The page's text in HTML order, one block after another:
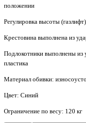
положении
Регулировка высоты (газлифт)
Крестовина выполнена из
Подлокотники выполнены из
пластика
Материал обивки:
Цвет: Синий
Ограничение по весу: 120 кг